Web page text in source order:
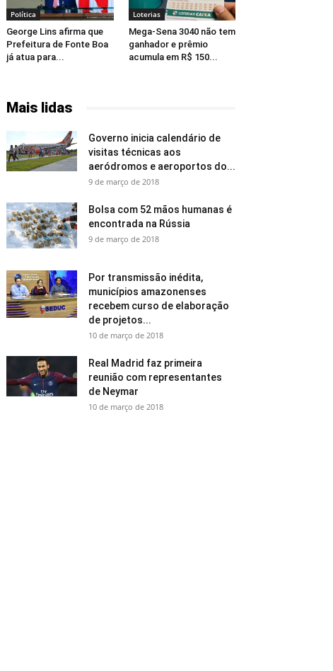
Política
George Lins afirma que
Prefeitura de Fonte Boa
já atua para...
Loterias
Mega-Sena 3040 não tem
ganhador e prêmio
acumula em R$ 150...
Mais lidas
Governo inicia calendário de
visitas técnicas aos
aeródromos e aeroportos do...
9 de março de 2018
Bolsa com 52 mãos humanas é
encontrada na Rússia
9 de março de 2018
Por transmissão inédita,
municípios amazonenses
recebem curso de elaboração
de projetos...
10 de março de 2018
Real Madrid faz primeira
reunião com representantes
de Neymar
10 de março de 2018